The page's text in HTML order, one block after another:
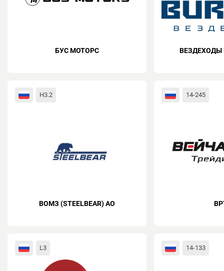
БУС МОТОРС ВЕЗДЕХОДЫ
H3.2
ВОМЗ (STEELBEAR) АО
14-245
L3 14-133